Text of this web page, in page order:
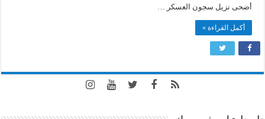
أضحى نزيل سجون العسكر …
أكمل القراءة »